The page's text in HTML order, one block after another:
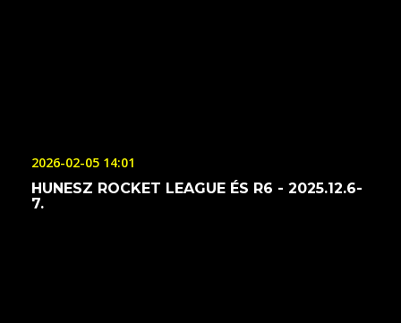
2026-02-05 14:01
HUNESZ ROCKET LEAGUE ÉS R6 - 2025.12.6-
7.